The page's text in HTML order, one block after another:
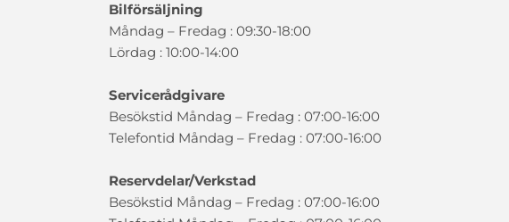
Bilförsäljning
Måndag – Fredag : 09:30-18:00
Lördag : 10:00-14:00
Servicerådgivare
Besökstid Måndag – Fredag : 07:00-16:00
Telefontid Måndag – Fredag : 07:00-16:00
Reservdelar/Verkstad
Besökstid Måndag – Fredag : 07:00-16:00